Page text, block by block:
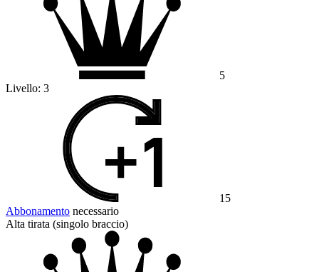
5
Livello: 3
15
Abbonamento necessario
Alta tirata (singolo braccio)